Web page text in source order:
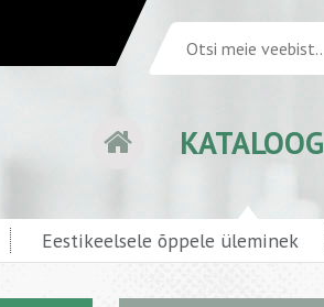
KATALOOG
Eestikeelsele õppele üleminek